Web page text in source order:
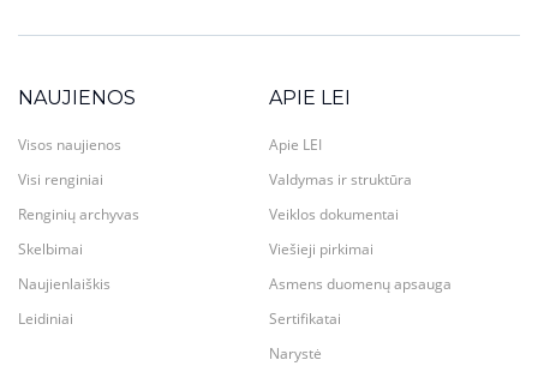
NAUJIENOS
Visos naujienos
Visi renginiai
Renginių archyvas
Skelbimai
Naujienlaiškis
Leidiniai
APIE LEI
Apie LEI
Valdymas ir struktūra
Veiklos dokumentai
Viešieji pirkimai
Asmens duomenų apsauga
Sertifikatai
Narystė